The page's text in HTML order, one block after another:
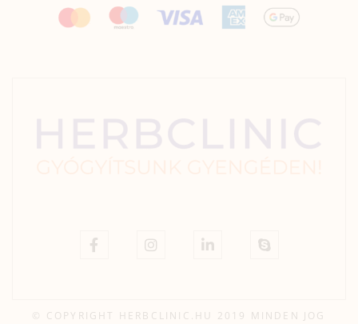
© COPYRIGHT HERBCLINIC.HU 2019 MINDEN JOG